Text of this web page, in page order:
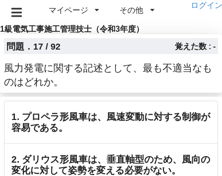
マイページ その他
ログイン
1級電気工事施工管理技士（令和3年度）
問題．17 / 92 覚えた数 : -
風力発電に関する記述として、最も不適当なも
のはどれか。
1. プロペラ形風車は、風速変動に対する制御が
容易である。
2. ダリウス形風車は、垂直軸型のため、風向の
変化に対して姿勢を変える必要がない。